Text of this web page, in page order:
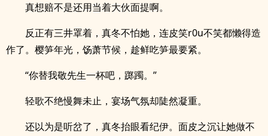
真想赔不是还用当着大伙面提啊。
反正有三井罩着，真冬不怕她，连皮笑r0u不笑都懒得造
作了。樱笋年光，饧萧节候，趁鲜吃笋最要紧。
“你替我敬先生一杯吧，踯躅。”
轻歌不绝慢舞未止，宴场气氛却陡然凝重。
还以为是听岔了，真冬抬眼看纪伊。面皮之沉让她做不